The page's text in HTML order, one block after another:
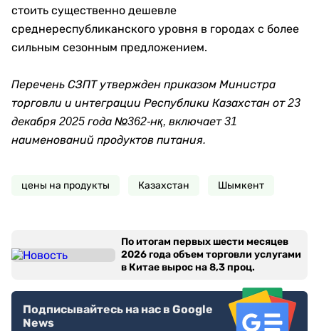
стоить существенно дешевле
среднереспубликанского уровня в городах с более
сильным сезонным предложением.
Перечень СЗПТ утвержден приказом Министра
торговли и интеграции Республики Казахстан от 23
декабря 2025 года №362-нқ, включает 31
наименований продуктов питания.
цены на продукты Казахстан Шымкент
По итогам первых шести месяцев
2026 года объем торговли услугами
в Китае вырос на 8,3 проц.
Подписывайтесь на нас в Google
News